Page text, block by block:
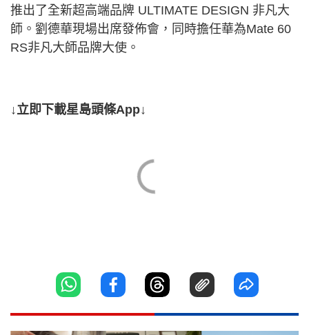
推出了全新超高端品牌 ULTIMATE DESIGN 非凡大
師。劉德華現場出席發佈會，同時擔任華為Mate 60
RS非凡大師品牌大使。
↓立即下載星島頭條App↓